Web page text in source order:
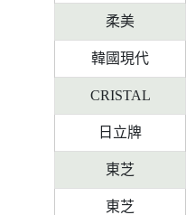
柔美
韓國現代
CRISTAL
日立牌
東芝
東芝